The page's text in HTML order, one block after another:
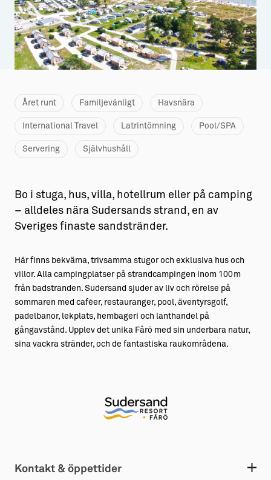
Aktiviteter
Sustainable Plejs
Möten & kongresser
Hansestaden världsarv
Gotlands kulturarv
Almedalsveckan
Visby Centrum
→ Gutamål och gotländska
Allt om bostad
→ Hyra bostad
→ Köpa bostad
→ Bygga hus
Allt om livet på Ön
→ Föreningsliv
→ Idrottsliv
Barn & Familj
Året runt Familjevänligt Havsnära
International Travel Latrintömning Pool/SPA
Servering Självhushåll
Bo i stuga, hus, villa, hotellrum eller på camping
– alldeles nära Sudersands strand, en av
Sveriges finaste sandstränder.
Här finns bekväma, trivsamma stugor och exklusiva hus och
villor. Alla campingplatser på strandcampingen inom 100m
från badstranden. Sudersand sjuder av liv och rörelse på
sommaren med caféer, restauranger, pool, äventyrsgolf,
padelbanor, lekplats, hembageri och lanthandel på
gångavstånd. Upplev det unika Fårö med sin underbara natur,
sina vackra stränder, och de fantastiska raukområdena.
Kontakt & öppettider